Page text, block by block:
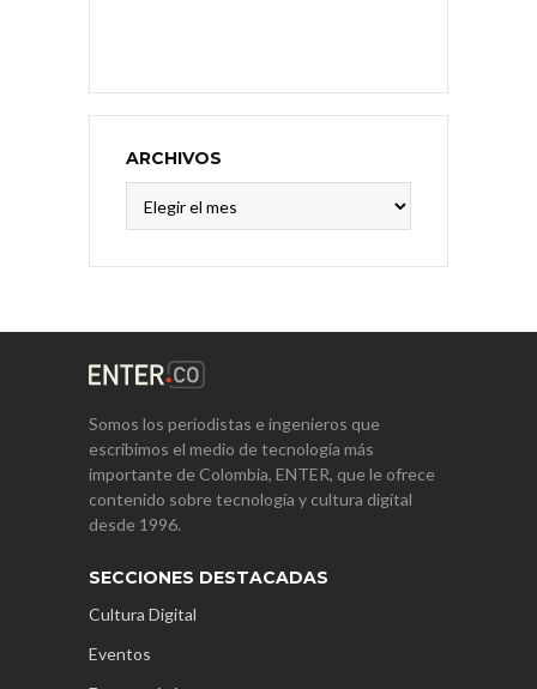
ARCHIVOS
Somos los periodistas e ingenieros que
escribimos el medio de tecnología más
importante de Colombia, ENTER, que le ofrece
contenido sobre tecnología y cultura digital
desde 1996.
SECCIONES DESTACADAS
Cultura Digital
Eventos